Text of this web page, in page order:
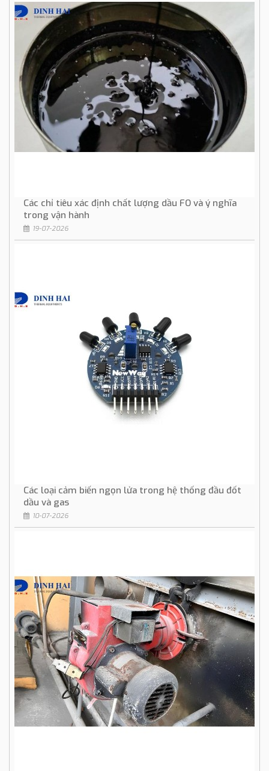
Các chỉ tiêu xác định chất lượng dầu FO và ý nghĩa
trong vận hành
19-07-2026
Các loại cảm biến ngọn lửa trong hệ thống đầu đốt
dầu và gas
10-07-2026